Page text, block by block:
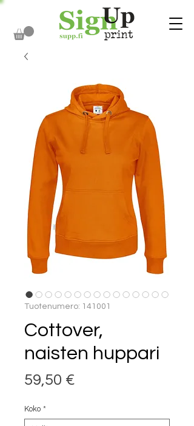
Tuotenumero: 141001
Cottover,
naisten huppari
59,50 €
Koko *